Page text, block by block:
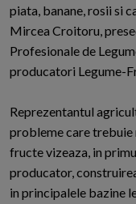
piata, banane, rosii si
Mircea Croitoru,
Profesionale de
producatori Legume-
Reprezentantul
probleme care trebuie
fructe vizeaza, in
producator,
in principalele bazine